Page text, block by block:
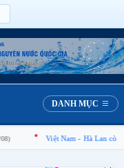
DANH MỤC
Việt Nam - Hà Lan còn nhiều